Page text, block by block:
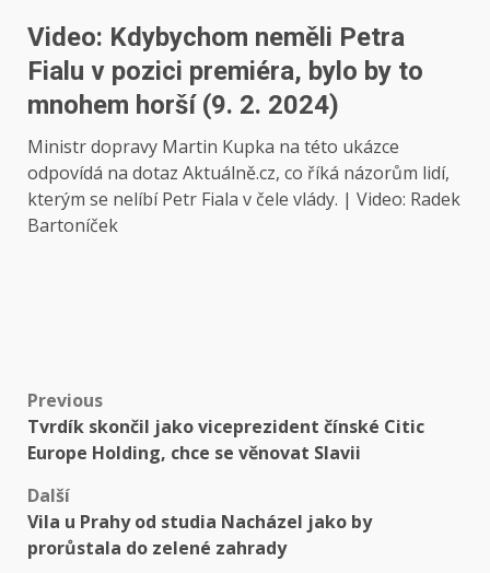
Video: Kdybychom neměli Petra
Fialu v pozici premiéra, bylo by to
mnohem horší (9. 2. 2024)
Ministr dopravy Martin Kupka na této ukázce
odpovídá na dotaz Aktuálně.cz, co říká názorům lidí,
kterým se nelíbí Petr Fiala v čele vlády. | Video: Radek
Bartoníček
Post
navigation
Previous
Tvrdík skončil jako viceprezident čínské Citic
Europe Holding, chce se věnovat Slavii
Další
Vila u Prahy od studia Nacházel jako by
prorůstala do zelené zahrady